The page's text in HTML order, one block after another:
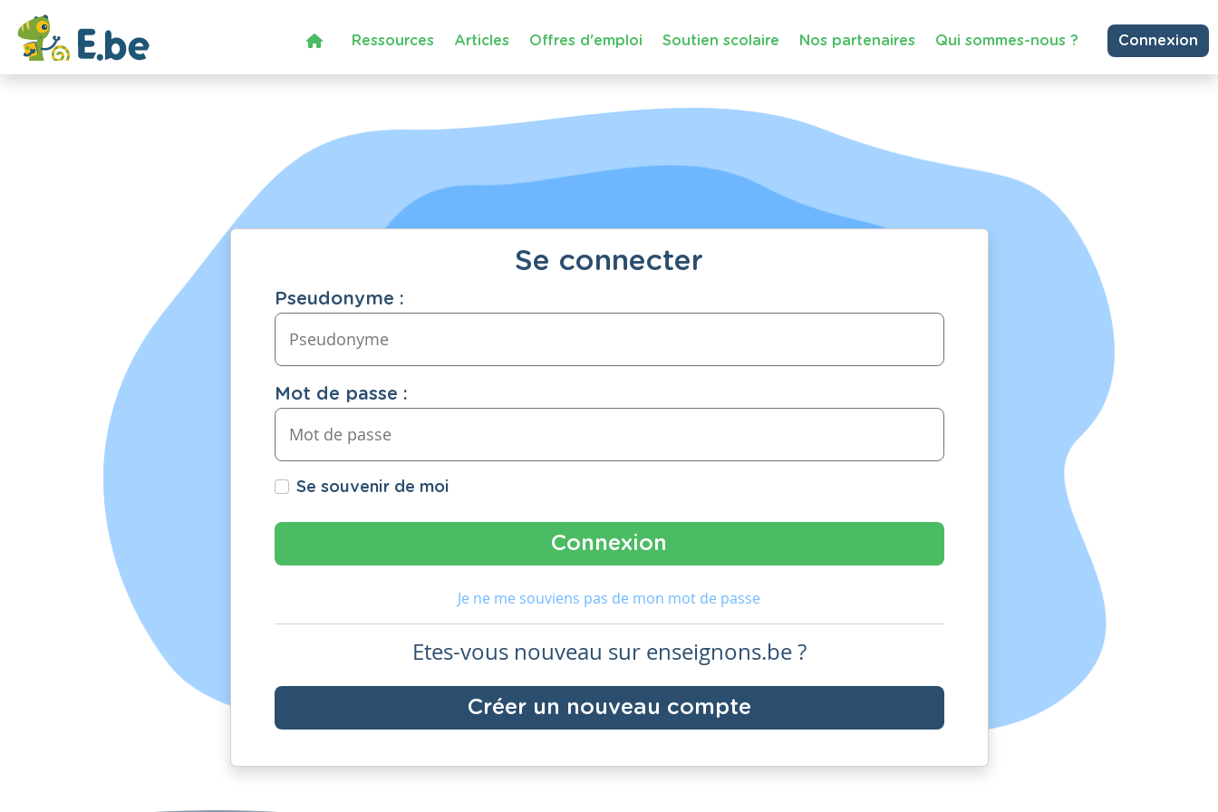
Ressources Articles Offres d'emploi Soutien scolaire Nos partenaires Qui sommes-nous ? Connexion
Se connecter
Pseudonyme :
Mot de passe :
Se souvenir de moi
Je ne me souviens pas de mon mot de passe
Etes-vous nouveau sur enseignons.be ?
Créer un nouveau compte